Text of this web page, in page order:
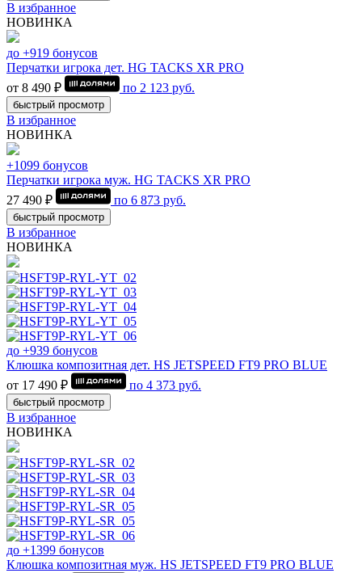
В избранное
НОВИНКА
до +919 бонусов
Перчатки игрока дет. HG TACKS XR PRO
от 8 490 ₽
по 2 123 руб.
быстрый просмотр
В избранное
НОВИНКА
+1099 бонусов
Перчатки игрока муж. HG TACKS XR PRO
27 490 ₽
по 6 873 руб.
быстрый просмотр
В избранное
НОВИНКА
до +939 бонусов
Клюшка композитная дет. HS JETSPEED FT9 PRO BLUE
от 17 490 ₽
по 4 373 руб.
быстрый просмотр
В избранное
НОВИНКА
до +1399 бонусов
Клюшка композитная муж. HS JETSPEED FT9 PRO BLUE